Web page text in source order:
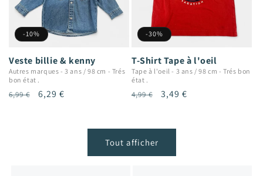
-10%
Veste billie & kenny
Autres marques -3 ans / 98 cm - Trés
bon état .
Prix
6,99 €
Prix
6,29 €
-30%
T-Shirt Tape à l'oeil
Tape à l'oeil - 3 ans / 98 cm -Trés bon
état .
Prix
4,99 €
Prix
3,49 €
Tout afficher